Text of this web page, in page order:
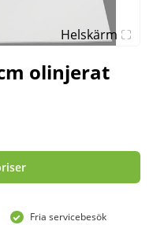
Helskärm
olinjerat
Fria servicebesök